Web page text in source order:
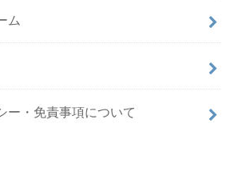
ム
ー・免責事項について